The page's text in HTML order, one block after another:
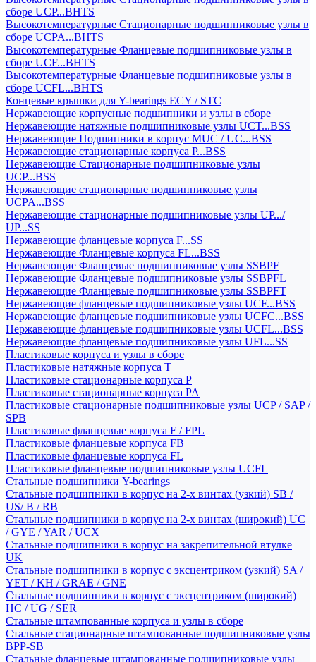
сборе UCP...BHTS
Высокотемпературные Стационарные подшипниковые узлы в
сборе UCPA...BHTS
Высокотемпературные Фланцевые подшипниковые узлы в
сборе UCF...BHTS
Высокотемпературные Фланцевые подшипниковые узлы в
сборе UCFL...BHTS
Концевые крышки для Y-bearings ECY / STC
Нержавеющие корпусные подшипники и узлы в сборе
Нержавеющие натяжные подшипниковые узлы UCT...BSS
Нержавеющие Подшипники в корпус MUC / UC...BSS
Нержавеющие стационарные корпуса P...BSS
Нержавеющие Стационарные подшипниковые узлы
UCP...BSS
Нержавеющие стационарные подшипниковые узлы
UCPA...BSS
Нержавеющие стационарные подшипниковые узлы UP.../
UP...SS
Нержавеющие фланцевые корпуса F...SS
Нержавеющие Фланцевые корпуса FL...BSS
Нержавеющие Фланцевые подшипниковые узлы SSBPF
Нержавеющие Фланцевые подшипниковые узлы SSBPFL
Нержавеющие Фланцевые подшипниковые узлы SSBPFT
Нержавеющие фланцевые подшипниковые узлы UCF...BSS
Нержавеющие фланцевые подшипниковые узлы UCFC...BSS
Нержавеющие фланцевые подшипниковые узлы UCFL...BSS
Нержавеющие фланцевые подшипниковые узлы UFL...SS
Пластиковые корпуса и узлы в сборе
Пластиковые натяжные корпуса T
Пластиковые стационарные корпуса P
Пластиковые стационарные корпуса PA
Пластиковые стационарные подшипниковые узлы UCP / SAP /
SPB
Пластиковые фланцевые корпуса F / FPL
Пластиковые фланцевые корпуса FB
Пластиковые фланцевые корпуса FL
Пластиковые фланцевые подшипниковые узлы UCFL
Стальные подшипники Y-bearings
Стальные подшипники в корпус на 2-х винтах (узкий) SB /
US/ B / RB
Стальные подшипники в корпус на 2-х винтах (широкий) UC
/ GYE / YAR / UCX
Стальные подшипники в корпус на закрепительной втулке
UK
Стальные подшипники в корпус с эксцентриком (узкий) SA /
YET / KH / GRAE / GNE
Стальные подшипники в корпус с эксцентриком (широкий)
HC / UG / SER
Стальные штампованные корпуса и узлы в сборе
Стальные стационарные штампованные подшипниковые узлы
BPP-SB
Стальные фланцевые штампованные подшипниковые узлы